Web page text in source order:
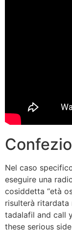
Nel caso
eseguire una
cosiddetta “età
risulterà ritardata
tadalafil and call
these serious